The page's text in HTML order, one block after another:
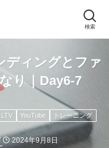
検索
ディングとファ
り｜Day6-7
LTV YouTube
トレーニング
2024年9月8日